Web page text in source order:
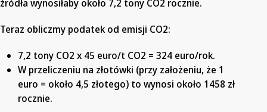
źródła wynosiłaby około 7,2 tony CO2 rocznie.
Teraz obliczmy podatek od emisji CO2:
7,2 tony CO2 x 45 euro/t CO2 = 324 euro/rok.
W przeliczeniu na złotówki (przy założeniu, że 1
euro = około 4,5 złotego) to wynosi około 1458 zł
rocznie.